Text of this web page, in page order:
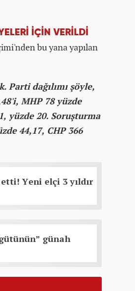
İÇİN VERİLDİ
bu yana yapılan
Parti dağılımı şöyle,
MHP 78 yüzde
yüzde 20. Soruşturma
44,17, CHP 366
Yeni elçi 3 yıldır
günah